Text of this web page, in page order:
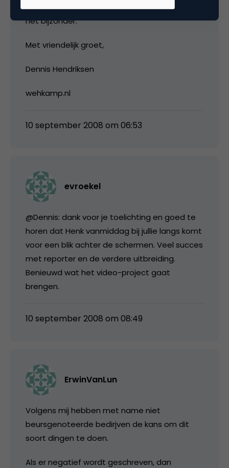
wehkamp.nl in het algemeen en de reviews in
het bijzonder.
Met vriendelijk groet,
Dennis Hendriksen
wehkamp.nl
10 september 2008 om 06:53
evroekel
@Dennis: dank voor je toelichting en goed te
horen dat Henk vanmiddag bij jullie langs komt
voor een blik achter de schermen. Veel succes
met reporter en de verdere uitbreiding.
Benieuwd wat het video-project gaat
brengen.
10 september 2008 om 08:49
ErwinVanLun
Volgens mij hebben met name niet
beursgenoteerde bedirjven de kans om dit
soort dingen te doen.
Als er negatief wordt geschreven, dan